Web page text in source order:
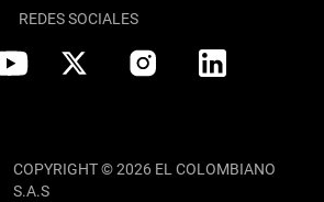
REDES SOCIALES
COPYRIGHT © 2026 EL COLOMBIANO
S.A.S